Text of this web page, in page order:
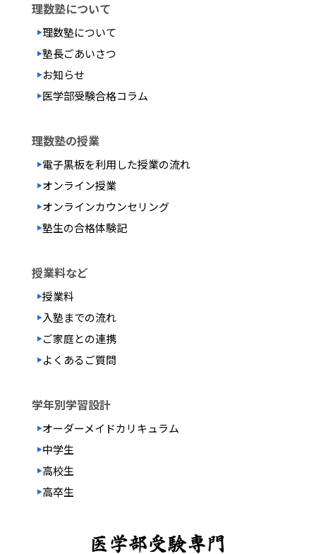
理数塾について
理数塾について
塾長ごあいさつ
お知らせ
医学部受験合格コラム
理数塾の授業
電子黒板を利用した授業の流れ
オンライン授業
オンラインカウンセリング
塾生の合格体験記
授業料など
授業料
入塾までの流れ
ご家庭との連携
よくあるご質問
学年別学習設計
オーダーメイドカリキュラム
中学生
高校生
高卒生